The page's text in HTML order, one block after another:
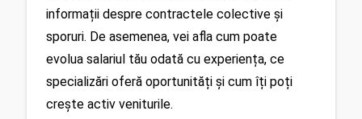
informații despre contractele colective și
sporuri. De asemenea, vei afla cum poate
evolua salariul tău odată cu experiența, ce
specializări oferă oportunități și cum îți poți
crește activ veniturile.